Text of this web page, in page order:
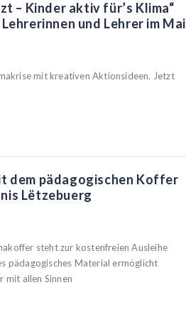
– Kinder aktiv für’s Klima“
und Lehrer im Mai
mit kreativen Aktionsideen. Jetzt
dem pädagogischen Koffer
Lëtzebuerg
steht zur kostenfreien Ausleihe
pädagogisches Material ermöglicht
mit allen Sinnen